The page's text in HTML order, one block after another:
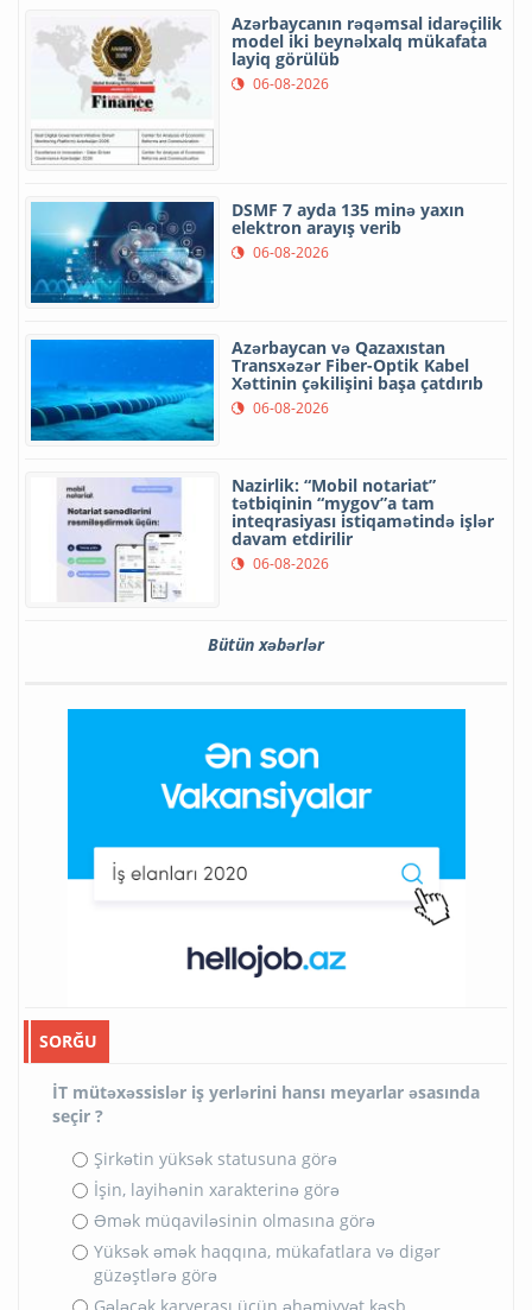
Azərbaycanın rəqəmsal idarəçilik
model iki beynəlxalq mükafata
layiq görülüb
06-08-2026
DSMF 7 ayda 135 minə yaxın
elektron arayış verib
06-08-2026
Azərbaycan və Qazaxıstan
Transxəzər Fiber-Optik Kabel
Xəttinin çəkilişini başa çatdırıb
06-08-2026
Nazirlik: “Mobil notariat”
tətbiqinin “mygov”a tam
inteqrasiyası istiqamətində işlər
davam etdirilir
06-08-2026
Bütün xəbərlər
SORĞU
İT mütəxəssislər iş yerlərini hansı meyarlar əsasında
seçir ?
Şirkətin yüksək statusuna görə
İşin, layihənin xarakterinə görə
Əmək müqaviləsinin olmasına görə
Yüksək əmək haqqına, mükafatlara və digər
güzəştlərə görə